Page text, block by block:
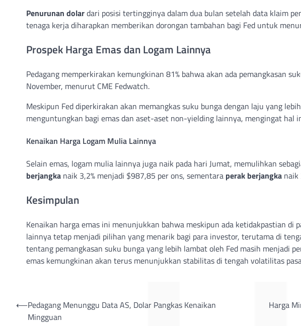
Penurunan dolardari posisi tertingginya dalam dua bulan setelah data klaim
tenaga kerja diharapkan memberikan dorongan tambahan bagi Fed untuk
Prospek Harga Emas dan Logam Lainnya
Pedagang memperkirakan kemungkinan 81% bahwa akan ada pemangkasan
November, menurut CME Fedwatch.
Meskipun Fed diperkirakan akan memangkas suku bunga dengan laju yang
menguntungkan bagi emas dan aset-aset non-yielding lainnya, mengingat hal
Kenaikan Harga Logam Mulia Lainnya
Selain emas, logam mulia lainnya juga naik pada hari Jumat, memulihkan
berjangka naik 3,2% menjadi $987,85 per ons, sementara perak berjangka naik
Kesimpulan
Kenaikan harga emas ini menunjukkan bahwa meskipun ada ketidakpastian di
lainnya tetap menjadi pilihan yang menarik bagi para investor, terutama di
tentang pemangkasan suku bunga yang lebih lambat oleh Fed masih menjadi
emas kemungkinan akan terus menunjukkan stabilitas di tengah volatilitas
Post
navigation
⟵Pedagang Menunggu Data AS, Dolar Pangkas Kenaikan
Mingguan
Harga